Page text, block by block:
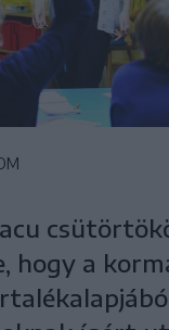
hogy a